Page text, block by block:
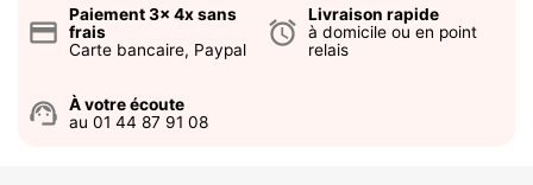
credit_card
Paiement 3x 4x sans
frais
Carte bancaire, Paypal
alarm
Livraison rapide
à domicile ou en point
relais
support_agent
À votre écoute
au 01 44 87 91 08